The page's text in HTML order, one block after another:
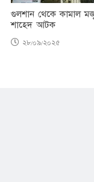
গুলশান থেকে কামাল
শাহেদ আটক
২৮/০৯/২০২৫